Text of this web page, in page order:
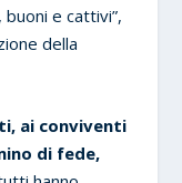
e cattivi”,
della
ai conviventi
di fede,